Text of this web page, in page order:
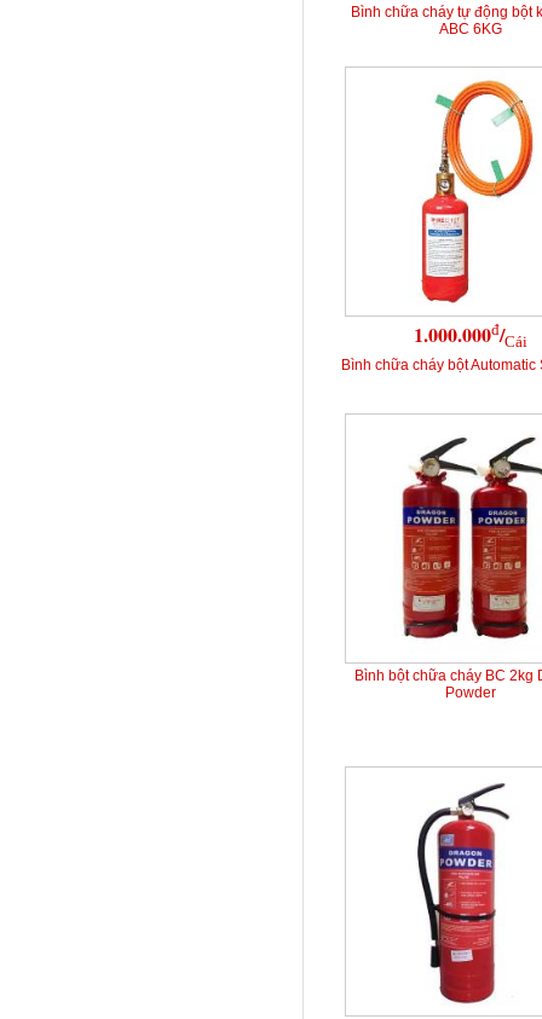
Bình chữa cháy tự động bột
ABC 6KG
1.000.000đ/Cái
Bình chữa cháy bột Automatic
Bình bột chữa cháy BC 2kg
Powder